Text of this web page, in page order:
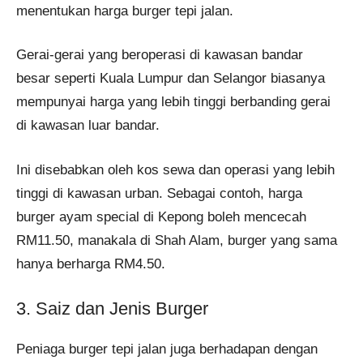
menentukan harga burger tepi jalan.
Gerai-gerai yang beroperasi di kawasan bandar
besar seperti Kuala Lumpur dan Selangor biasanya
mempunyai harga yang lebih tinggi berbanding gerai
di kawasan luar bandar.
Ini disebabkan oleh kos sewa dan operasi yang lebih
tinggi di kawasan urban. Sebagai contoh, harga
burger ayam special di Kepong boleh mencecah
RM11.50, manakala di Shah Alam, burger yang sama
hanya berharga RM4.50.
3. Saiz dan Jenis Burger
Peniaga burger tepi jalan juga berhadapan dengan